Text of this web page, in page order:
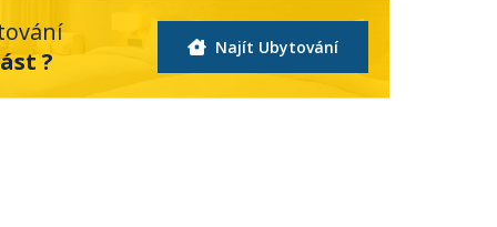
?
Najít Ubytování